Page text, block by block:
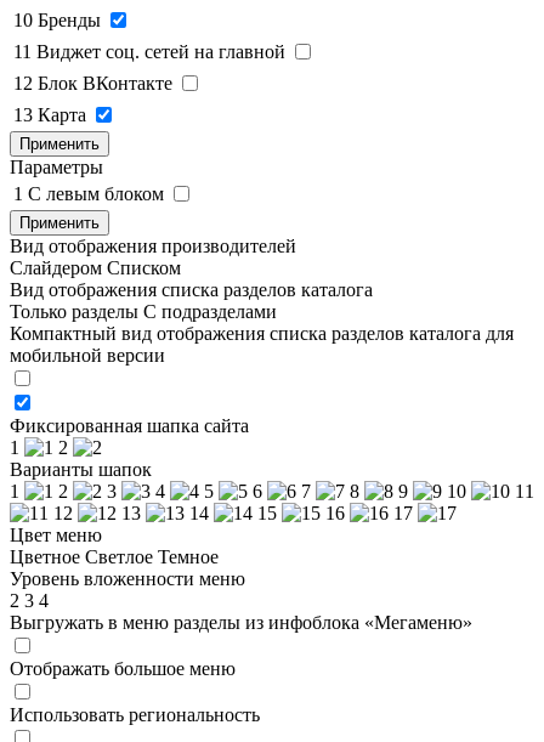
10 Бренды
11 Виджет соц. сетей на главной
12 Блок ВКонтакте
13 Карта
Применить
Параметры
1 C левым блоком
Применить
Вид отображения производителей
Слайдером Списком
Вид отображения списка разделов каталога
Только разделы С подразделами
Компактный вид отображения списка разделов каталога для
мобильной версии
Фиксированная шапка сайта
1
2
Варианты шапок
1
2 3 4 5 6 7 8 9 10
11
12
13 14 15 16
17
Цвет меню
Цветное Светлое Темное
Уровень вложенности меню
2 3 4
Выгружать в меню разделы из инфоблока «Мегаменю»
Отображать большое меню
Использовать региональность